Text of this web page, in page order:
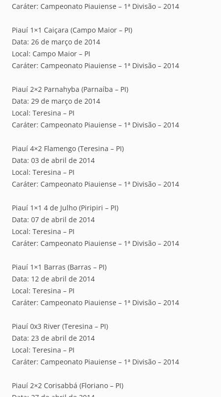
Caráter: Campeonato Piauiense – 1ª Divisão – 2014
Piauí 1×1 Caiçara (Campo Maior – PI)
Data: 26 de março de 2014
Local: Campo Maior – PI
Caráter: Campeonato Piauiense – 1ª Divisão – 2014
Piauí 2×2 Parnahyba (Parnaíba – PI)
Data: 29 de março de 2014
Local: Teresina – PI
Caráter: Campeonato Piauiense – 1ª Divisão – 2014
Piauí 4×2 Flamengo (Teresina – PI)
Data: 03 de abril de 2014
Local: Teresina – PI
Caráter: Campeonato Piauiense – 1ª Divisão – 2014
Piauí 1×1 4 de Julho (Piripiri – PI)
Data: 07 de abril de 2014
Local: Teresina – PI
Caráter: Campeonato Piauiense – 1ª Divisão – 2014
Piauí 1×1 Barras (Barras – PI)
Data: 12 de abril de 2014
Local: Teresina – PI
Caráter: Campeonato Piauiense – 1ª Divisão – 2014
Piauí 0x3 River (Teresina – PI)
Data: 23 de abril de 2014
Local: Teresina – PI
Caráter: Campeonato Piauiense – 1ª Divisão – 2014
Piauí 2×2 Corisabbá (Floriano – PI)